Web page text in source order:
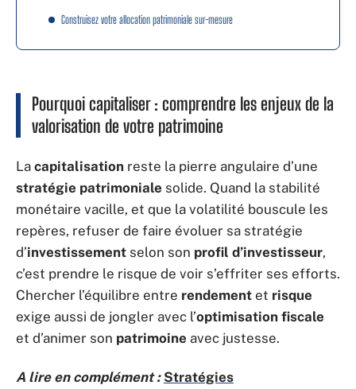
Construisez votre allocation patrimoniale sur-mesure
Pourquoi capitaliser : comprendre les enjeux de la
valorisation de votre patrimoine
La capitalisation reste la pierre angulaire d’une
stratégie patrimoniale solide. Quand la stabilité
monétaire vacille, et que la volatilité bouscule les
repères, refuser de faire évoluer sa stratégie
d’investissement selon son profil d’investisseur,
c’est prendre le risque de voir s’effriter ses efforts.
Chercher l’équilibre entre rendement et risque
exige aussi de jongler avec l’optimisation fiscale
et d’animer son patrimoine avec justesse.
A lire en complément : Stratégies